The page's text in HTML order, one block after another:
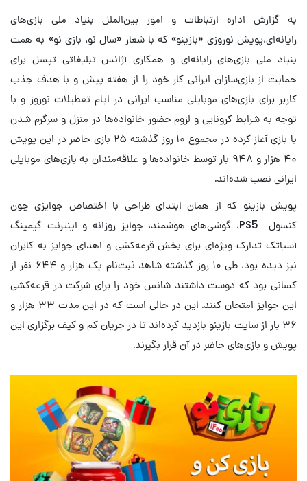
به گزارش اداره ارتباطات و امور بین‌الملل بنیاد ملی بازی‌های
رایانه‌ای،پویش نوروزی «بازینو» که با شعار «سال نو، بازی نو» به همت
بنیاد ملی بازی‌های رایانه‌ای و همکاری آژانس تبلیغاتی تپسل برای
حمایت از بازی‌سازان ایرانی کار خود را از هفته پیش و با هدف جذب
کاربر برای بازی‌های موبایلی مناسب ایرانی در ایام تعطیلات نوروز و با
توجه به شرایط کرونایی و لزوم حضور خانواده‌ها در منزل و سرگرم شدن
با بازی آغاز کرده در مجموع ۱۰ روز گذشته ۲۵ بازی حاضر در این پویش
۴۰ هزار و ۹۴۸ بار توسط خانواده‌ها و علاقه‌مندان به بازی‌های موبایلی
ایرانی نصب شده‌اند.
پویش بازینو که از همان ابتدای طراحی با اختصاص جوایزی چون
کنسول PS5، گوشی‌های هوشمند، جوایز روزانه و اینترنت گیمینگ
آسیاتک تدارک ویژه‌ای برای بخش قرعه‌کشی و اهدای جوایز به کابران
نیز دیده بود، طی ۱۰ روز گذشته شاهد ثبت‌نام یک هزار و ۶۴۴ نفر از
کسانی بود که دوست داشتند شانس خود را برای شرکت در قرعه‌کشی
این جوایز امتحان کنند. این در حالی است که در این مدت ۳۳ هزار و
۳۶ بار از سایت بازینو بازدید کرده‌اند تا در جریان کم و کیف برگزاری این
پویش و بازی‌های حاضر در آن قرار بگیرند.